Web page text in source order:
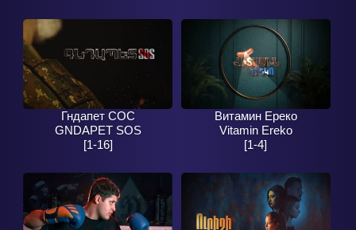
Гндапет СОС
GNDAPET SOS
[1-16]
Витамин Ереко
Vitamin Ereko
[1-4]